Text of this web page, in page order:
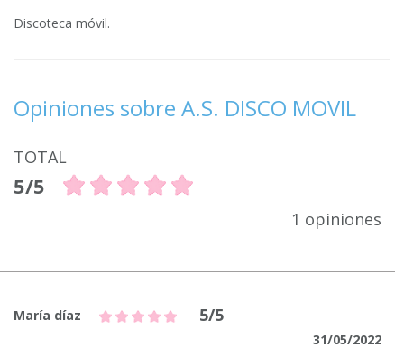
Discoteca móvil.
Opiniones sobre A.S. DISCO MOVIL
TOTAL
5/5
1 opiniones
María díaz 5/5
31/05/2022